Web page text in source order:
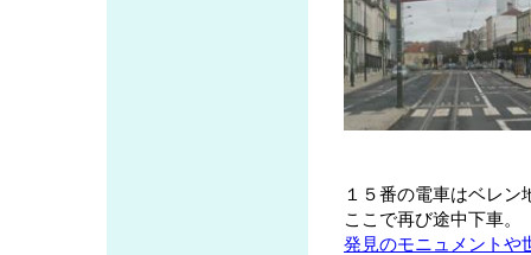
１５番の電車はベレン
ここで再び途中下車。
発見のモニュメントや